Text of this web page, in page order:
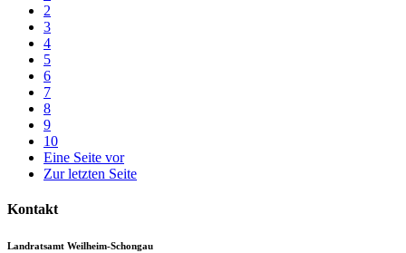
2
3
4
5
6
7
8
9
10
Eine Seite vor
Zur letzten Seite
Kontakt
Landratsamt Weilheim-Schongau